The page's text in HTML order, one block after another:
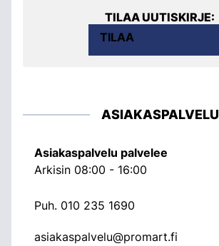
TILAA UUTISKIRJE:
TILAA
ASIAKASPALVELU
Asiakaspalvelu palvelee
Arkisin 08:00 - 16:00
Puh. 010 235 1690
asiakaspalvelu@promart.fi